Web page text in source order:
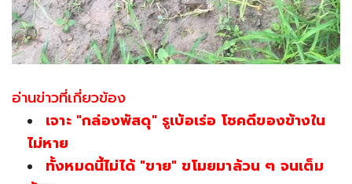
อ่านข่าวที่เกี่ยวข้อง
เจาะ "กล่องพัสดุ" รูเบ้อเร่อ โชคดีของข้างใน
ไม่หาย
ทั้งหมดนี้ไม่ได้ "ขาย" ขโมยมาล้วน ๆ จนเต็ม